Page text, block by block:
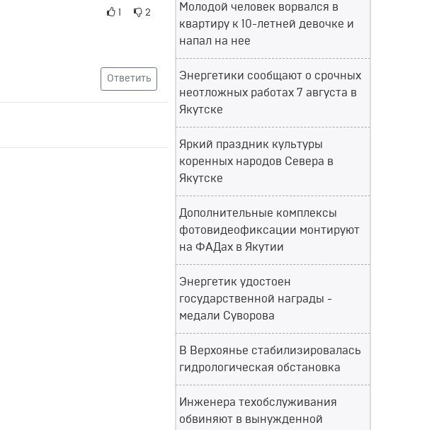
1 2
Ответить
Молодой человек ворвался в
квартиру к 10-летней девочке и
напал на нее
Энергетики сообщают о срочных
неотложных работах 7 августа в
Якутске
Яркий праздник культуры
коренных народов Севера в
Якутске
Дополнительные комплексы
фотовидеофиксации монтируют
на ФАДах в Якутии
Энергетик удостоен
государственной награды -
медали Суворова
В Верхоянье стабилизировалась
гидрологическая обстановка
Инженера техобслуживания
обвиняют в вынужденной